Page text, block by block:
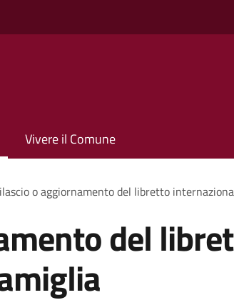
Vivere il Comune
o aggiornamento del libretto
del